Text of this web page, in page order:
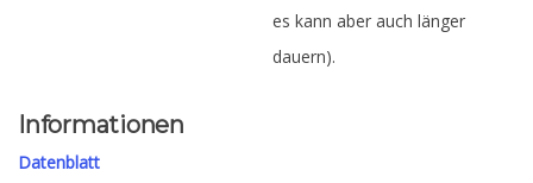
es kann aber auch länger
dauern).
Informationen
Datenblatt